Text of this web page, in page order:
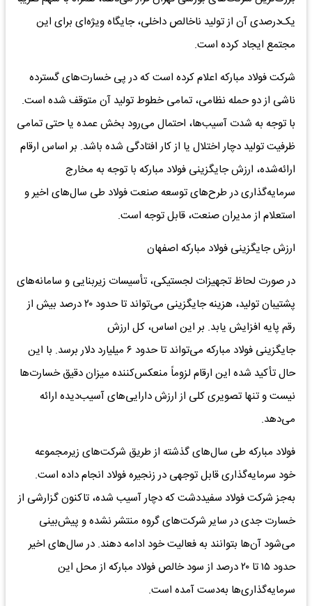
یک‌درصدی آن از تولید ناخالص داخلی، جایگاه ویژه‌ای برای این
مجتمع ایجاد کرده است.
شرکت فولاد مبارکه اعلام کرده است که در پی خسارت‌های گسترده
ناشی از دو حمله نظامی، تمامی خطوط تولید آن متوقف شده است.
با توجه به شدت آسیب‌ها، احتمال می‌رود بخش عمده یا حتی تمامی
ظرفیت تولید دچار اختلال یا از کار افتادگی شده باشد. بر اساس ارقام
ارائه‌شده، ارزش جایگزینی فولاد مبارکه با توجه به مخارج
سرمایه‌گذاری در طرح‌های توسعه صنعت فولاد طی سال‌های اخیر و
استعلام از مدیران صنعت، قابل توجه است.
ارزش جایگزینی فولاد مبارکه اصفهان
در صورت لحاظ تجهیزات لجستیکی، تأسیسات زیربنایی و سامانه‌های
پشتیبان تولید، هزینه جایگزینی می‌تواند تا حدود ۲۰ درصد بیش از
رقم پایه افزایش یابد. بر این اساس، کل ارزش
جایگزینی فولاد مبارکه می‌تواند تا حدود ۶ میلیارد دلار برسد. با این
حال تأکید شده این ارقام لزوماً منعکس‌کننده میزان دقیق خسارت‌ها
نیست و تنها تصویری کلی از ارزش دارایی‌های آسیب‌دیده ارائه
می‌دهد.
فولاد مبارکه طی سال‌های گذشته از طریق شرکت‌های زیرمجموعه
خود سرمایه‌گذاری قابل توجهی در زنجیره فولاد انجام داده است.
به‌جز شرکت فولاد سفیددشت که دچار آسیب شده، تاکنون گزارشی از
خسارت جدی در سایر شرکت‌های گروه منتشر نشده و پیش‌بینی
می‌شود آن‌ها بتوانند به فعالیت خود ادامه دهند. در سال‌های اخیر
حدود ۱۵ تا ۲۰ درصد از سود خالص فولاد مبارکه از محل این
سرمایه‌گذاری‌ها به‌دست آمده است.